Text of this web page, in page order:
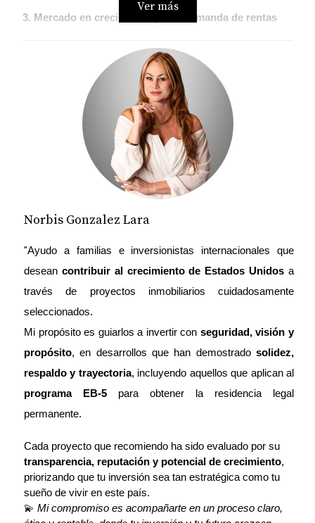
3. Mercado en crecimiento y alta demanda de rentas
Lauderdale, cuentan con un mercado inmobiliario dinámico
y con alta demanda de alquileres. Esto representa una
gran oportunidad para quienes buscan obtener ingresos
por rentas, ya sea a mediano o corto plazo.
Además, proyectos que permiten la renta vacacional o de
corta estancia se han convertido en una alternativa muy
rentable y flexible.
4. Incentivos migratorios y programas de inversión
Para algunos inversionistas, la posibilidad de optar a
decisivo. Programas como la visa EB-5 (para inversiones
mayores) o la visa E-2 (en algunos casos, con estructuras
una proyección a largo plazo en EE.UU.
Florida ofrece calidad de vida, clima cálido, una comunidad
hispana diversa, gastronomía, playas, seguridad y
por rentabilidad, sino también por el deseo de tener una
segunda residencia en un lugar cómodo y vibrante.
En resumen:
Invertir en bienes raíces en Florida no es solo una decisión
financiera, sino también estratégica. La combinación de
Ver más
Norbis Gonzalez Lara
"Ayudo a familias e inversionistas internacionales que
desean contribuir al crecimiento de Estados Unidos a
través de proyectos inmobiliarios cuidadosamente
seleccionados.
Mi propósito es guiarlos a invertir con seguridad, visión y
propósito, en desarrollos que han demostrado solidez,
respaldo y trayectoria
programa EB-5 para obtener la residencia legal
permanente.
transparencia, reputación y potencial de crecimiento,
priorizando que tu inversión sea tan estratégica como tu
sueño de vivir en este país.
💫 Mi compromiso es acompañarte en un proceso claro,